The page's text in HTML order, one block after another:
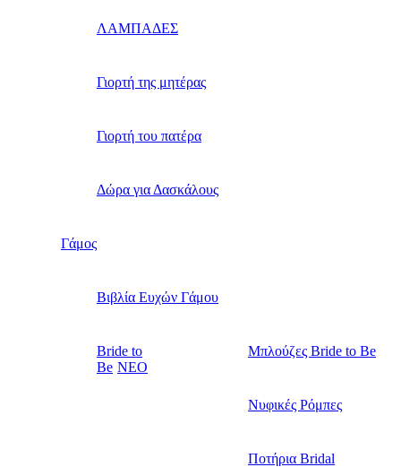
ΛΑΜΠΑΔΕΣ
Γιορτή της μητέρας
Γιορτή του πατέρα
Δώρα για Δασκάλους
Γάμος
Βιβλία Ευχών Γάμου
Bride to
Be NEO
Μπλούζες Bride to Be
Νυφικές Ρόμπες
Ποτήρια Bridal